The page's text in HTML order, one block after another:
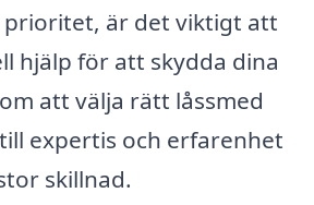
prioritet, är det viktigt att
hjälp för att skydda dina
att välja rätt låssmed
expertis och erfarenhet
skillnad.